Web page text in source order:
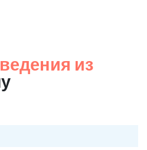
из